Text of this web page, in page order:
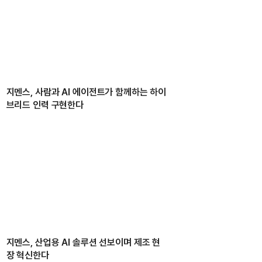
지멘스, 사람과 AI 에이전트가 함께하는 하이
브리드 인력 구현한다
지멘스, 산업용 AI 솔루션 선보이며 제조 현
장 혁신한다